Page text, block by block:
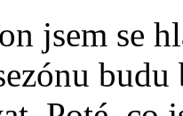
jsem se
budu